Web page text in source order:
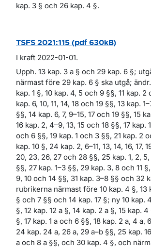
kap. 3 § och 26 kap. 4 §.
TSFS 2021:115 (pdf 630kB)
I kraft 2022-01-01.
Upph. 13 kap. 3 a § och 29 kap. 6 §;
närmast före 29 kap. 6 § ska utgå;
kap. 1 §, 10 kap. 4, 5 och 9 §§, 11 kap. 2
kap. 6, 10, 11, 14, 18 och 19 §§, 13 kap.
§§, 14 kap. 6, 7, 9–15, 17 och 19 §§, 15
16 kap. 2, 4–9, 13, 15 och 18 §§, 17 kap.
och 6 §§, 19 kap. 1 och 3 §§, 21 kap. 2
kap. 10 §, 24 kap. 2, 6–11, 13, 14, 16, 17,
20, 23, 26, 27 och 28 §§, 25 kap. 1, 2, 5,
§§, 27 kap. 1–3 §§, 29 kap. 3, 8 och 11
9, 10 och 14 §§, 31 kap. 3–8 §§ och 32
rubrikerna närmast före 10 kap. 4 §, 13
§ och 7 §§ och 14 kap. 17 §; ny 10 kap.
§, 12 kap. 12 a §, 14 kap. 2 a §, 15 kap.
§, 17 kap. 1 a och 6 §§, 18 kap. 2 a, 4 a,
24 kap. 24 a, 26 a, 29 a–b §§, 25 kap.
a och 8 a §§, och 30 kap. 4 §, och